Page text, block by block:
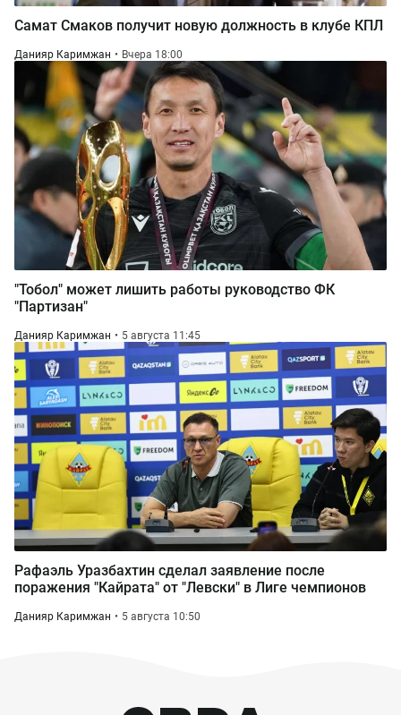
Самат Смаков получит новую должность в клубе КПЛ
Данияр Каримжан Вчера 18:00
"Тобол" может лишить работы руководство ФК
"Партизан"
Данияр Каримжан 5 августа 11:45
Рафаэль Уразбахтин сделал заявление после
поражения "Кайрата" от "Левски" в Лиге чемпионов
Данияр Каримжан 5 августа 10:50